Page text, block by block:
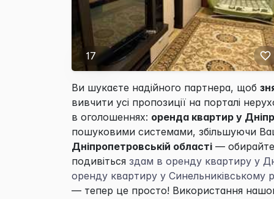
17
Ви шукаєте надійного партнера, щоб
вивчити усі пропозиції на порталі
в оголошеннях: оренда квартир у
пошуковими системами, збільшуючи
Дніпропетровській області —
подивіться здам в оренду квартиру у
оренду квартиру у Синельниківському
— тепер це просто! Використання